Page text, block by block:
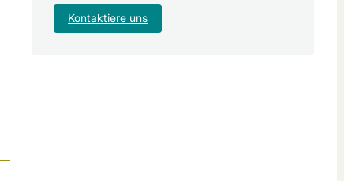
Kontaktiere uns